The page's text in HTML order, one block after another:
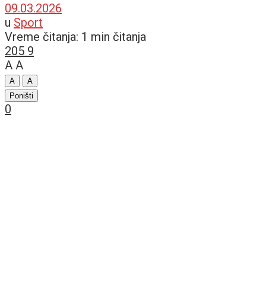
09.03.2026
u Sport
Vreme čitanja: 1 min čitanja
205 9
A A
A
A
Poništi
0